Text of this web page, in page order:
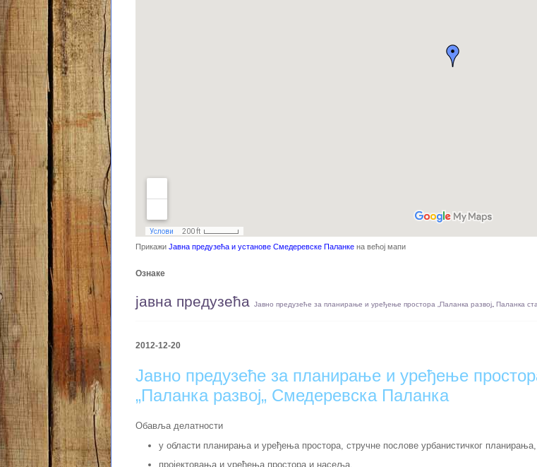
Прикажи Јавна предузећа и установе Смедеревске Паланке на већој мапи
Ознаке
јавна предузећа Јавно предузеће за планирање и уређење простора „Паланка развој„ Паланка
2012-12-20
Јавно предузеће за планирање и уређење
„Паланка развој„ Смедеревска Паланка
Обавља делатности
у области планирања и уређења простора, стручне послове урбанистичког планирања,
пројектовања и уређења простора и насеља.